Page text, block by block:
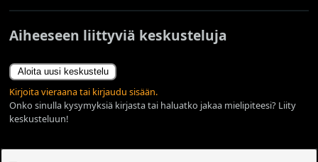
Aiheeseen liittyviä keskusteluja
Aloita uusi keskustelu
Kirjoita vieraana tai kirjaudu sisään.
Onko sinulla kysymyksiä kirjasta tai haluatko jakaa mielipiteesi? Liity
keskusteluun!